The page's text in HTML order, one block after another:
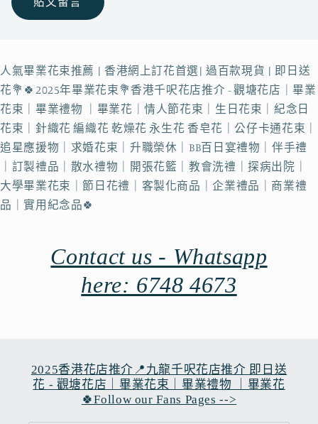
人氣畢業花束推薦 | 香港網上訂花首選| 過百款現貨 | 即日送
花💐🍀2025年畢業花束💐香港千呎花店推介 - 觀塘花店｜畢業
花束｜畢業禮物 ｜畢業花｜情人節花束｜生日花束｜紀念日
花束｜針織花 編織花 乾燥花 永生花 香皂花｜公仔卡通花束｜
追星應援物｜求婚花束｜升職榮休｜BB百日宴禮物｜伴手禮
｜訂製禮品｜散水禮物｜開張花籃｜教會洗禮｜探病出院｜
大學畢業花束｜節日花禮｜客製化商品｜企業禮品｜商業禮
品｜實用紀念品🍀
Contact us - Whatsapp
here: 6748 4673
2025香港花店推介📍九龍千呎花店推介 即日送
花 - 觀塘花店｜畢業花束｜畢業禮物 ｜畢業花
🍀Follow our Fans Pages -->